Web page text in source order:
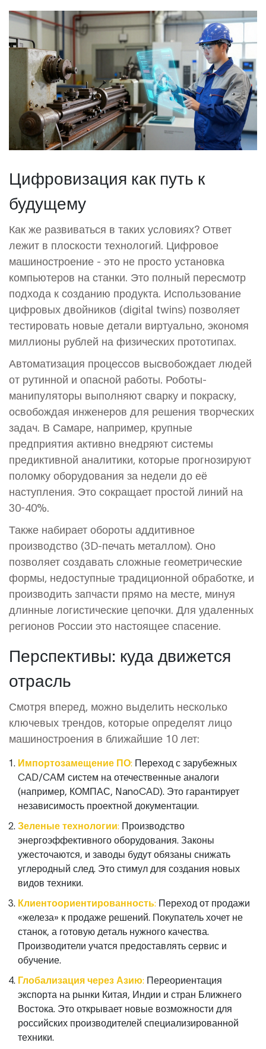
Цифровизация как путь к
будущему
Как же развиваться в таких условиях? Ответ
лежит в плоскости технологий. Цифровое
машиностроение - это не просто установка
компьютеров на станки. Это полный пересмотр
подхода к созданию продукта. Использование
цифровых двойников (digital twins) позволяет
тестировать новые детали виртуально, экономя
миллионы рублей на физических прототипах.
Автоматизация процессов высвобождает людей
от рутинной и опасной работы. Роботы-
манипуляторы выполняют сварку и покраску,
освобождая инженеров для решения творческих
задач. В Самаре, например, крупные
предприятия активно внедряют системы
предиктивной аналитики, которые прогнозируют
поломку оборудования за недели до её
наступления. Это сокращает простой линий на
30-40%.
Также набирает обороты аддитивное
производство (3D-печать металлом). Оно
позволяет создавать сложные геометрические
формы, недоступные традиционной обработке, и
производить запчасти прямо на месте, минуя
длинные логистические цепочки. Для удаленных
регионов России это настоящее спасение.
Перспективы: куда движется
отрасль
Смотря вперед, можно выделить несколько
ключевых трендов, которые определят лицо
машиностроения в ближайшие 10 лет:
Импортозамещение ПО: Переход с зарубежных
CAD/CAM систем на отечественные аналоги
(например, КОМПАС, NanoCAD). Это гарантирует
независимость проектной документации.
Зеленые технологии: Производство
энергоэффективного оборудования. Законы
ужесточаются, и заводы будут обязаны снижать
углеродный след. Это стимул для создания новых
видов техники.
Клиентоориентированность: Переход от продажи
«железа» к продаже решений. Покупатель хочет не
станок, а готовую деталь нужного качества.
Производители учатся предоставлять сервис и
обучение.
Глобализация через Азию: Переориентация
экспорта на рынки Китая, Индии и стран Ближнего
Востока. Это открывает новые возможности для
российских производителей специализированной
техники.